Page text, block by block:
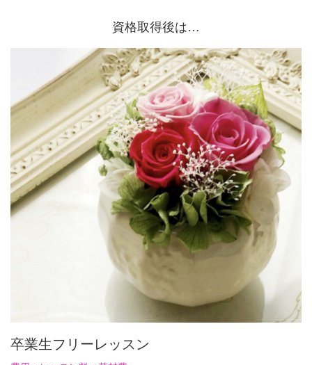
資格取得後は…
卒業生フリーレッスン